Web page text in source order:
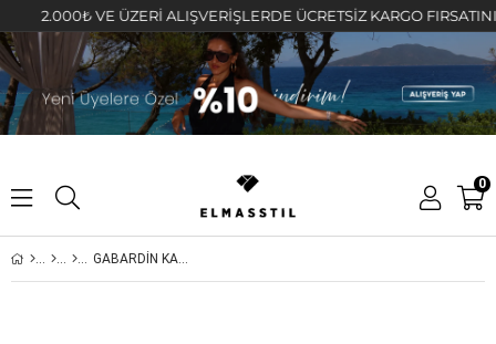
2.000₺ VE ÜZERİ ALIŞVERİŞLERDE ÜCRETSİZ KARGO FIRSATINI
0
GABARDİN KARGO PANTOLON